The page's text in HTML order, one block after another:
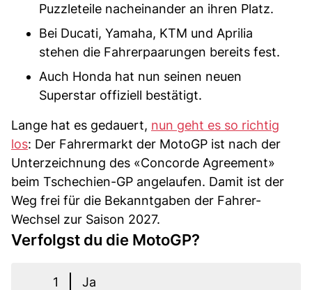
Puzzleteile nacheinander an ihren Platz.
Bei Ducati, Yamaha, KTM und Aprilia
stehen die Fahrerpaarungen bereits fest.
Auch Honda hat nun seinen neuen
Superstar offiziell bestätigt.
Lange hat es gedauert, nun geht es so richtig
los: Der Fahrermarkt der MotoGP ist nach der
Unterzeichnung des «Concorde Agreement»
beim Tschechien-GP angelaufen. Damit ist der
Weg frei für die Bekanntgaben der Fahrer-
Wechsel zur Saison 2027.
Verfolgst du die MotoGP?
1 Ja